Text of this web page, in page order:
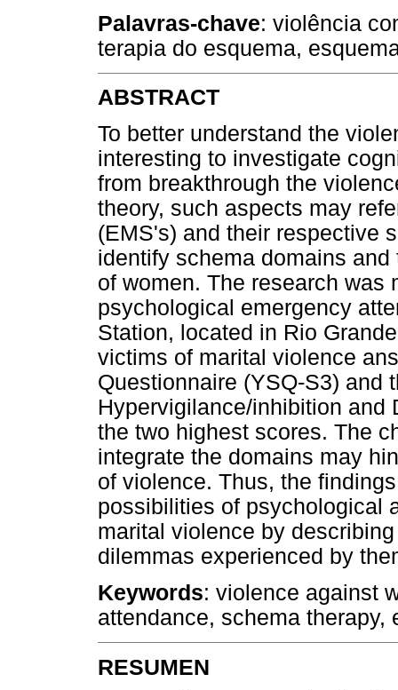
Palavras-chave: violência
terapia do esquema,
ABSTRACT
To better understand the
interesting to investigate
from breakthrough the
theory, such aspects may
(EMS's) and their respective
identify schema domains
of women. The research was
psychological emergency
Station, located in Rio
victims of marital violence
Questionnaire (YSQ-S3) and
Hypervigilance/inhibition and
the two highest scores. The
integrate the domains may
of violence. Thus, the
possibilities of psychological
marital violence by
dilemmas experienced by
Keywords: violence against
attendance, schema
RESUMEN